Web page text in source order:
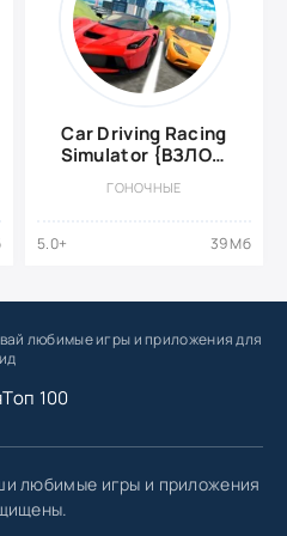
Car Driving Racing
Simulator {ВЗЛОМ
ГОНОЧНЫЕ
5.0+ 39 Мб
любимые игрыи приложения для
Топ 100
любимые игры и приложения